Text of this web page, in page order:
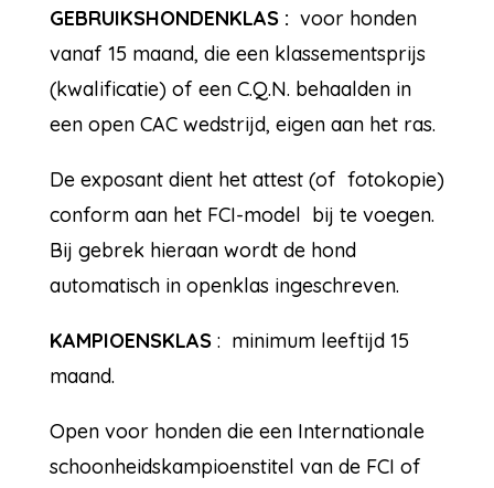
GEBRUIKSHONDENKLAS : voor honden
vanaf 15 maand, die een klassementsprijs
(kwalificatie) of een C.Q.N. behaalden in
een open CAC wedstrijd, eigen aan het ras.
De exposant dient het attest (of fotokopie)
conform aan het FCI-model bij te voegen.
Bij gebrek hieraan wordt de hond
automatisch in openklas ingeschreven.
KAMPIOENSKLAS: minimum leeftijd 15
maand.
Open voor honden die een Internationale
schoonheidskampioenstitel van de FCI of